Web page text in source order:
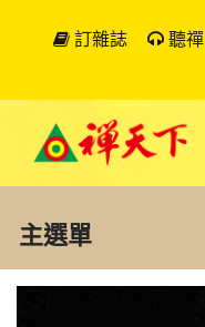
訂雜誌 聽禪
主選單